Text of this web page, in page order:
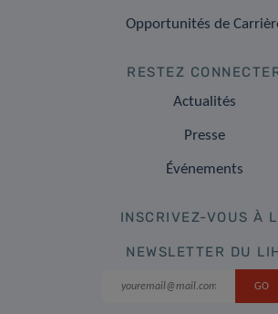
Opportunités de
RESTEZ
Actualités
Presse
Événements
INSCRIVEZ-VOUS À
NEWSLETTER DU